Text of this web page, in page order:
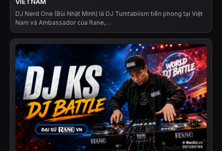
DJ Nerd One (Bùi Nhật Minh) là DJ Turntablism tiên phong tại Việt
Nam và Ambassador của Rane,…